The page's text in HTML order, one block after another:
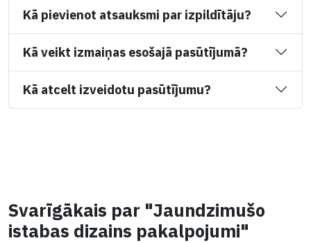
Kā pievienot atsauksmi par izpildītāju?
Kā veikt izmaiņas esošajā pasūtījumā?
Kā atcelt izveidotu pasūtījumu?
Svarīgākais par "Jaundzimušo
istabas dizains pakalpojumi"